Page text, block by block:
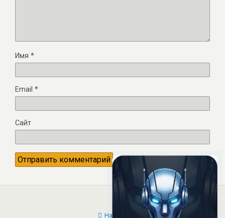
Имя *
Email *
Сайт
Наверх